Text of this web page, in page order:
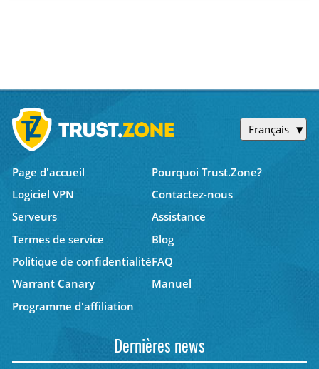
Français
Page d'accueil
Pourquoi Trust.Zone?
Logiciel VPN
Contactez-nous
Serveurs
Assistance
Termes de service
Blog
Politique de confidentialitéFAQ
Warrant Canary
Manuel
Programme d'affiliation
Dernières news